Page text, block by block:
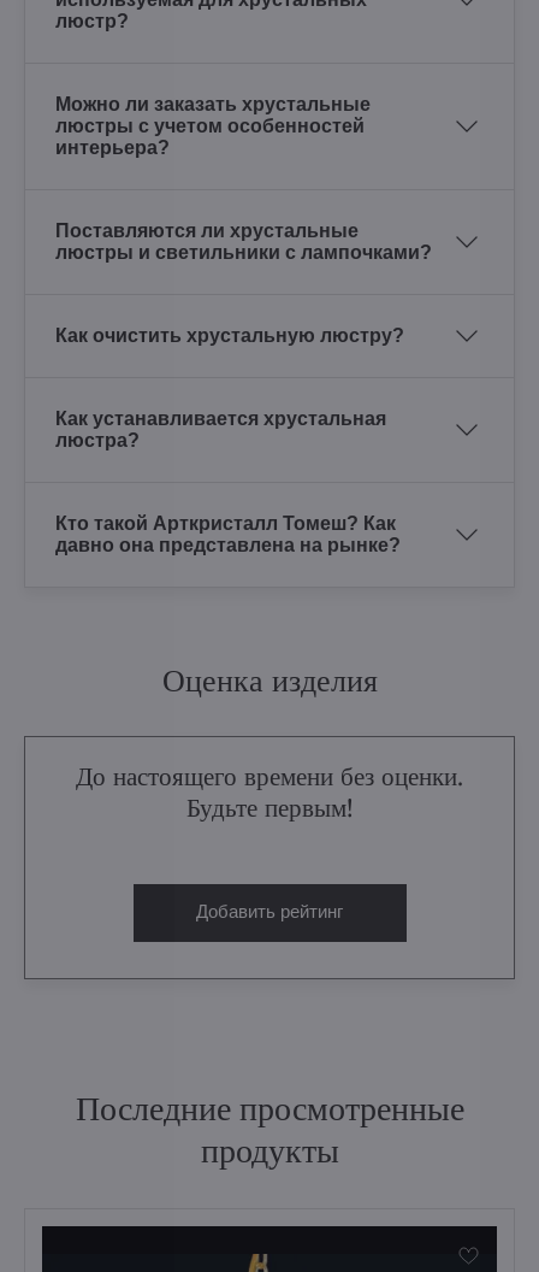
люстр?
Можно ли заказать хрустальные
люстры с учетом особенностей
интерьера?
Поставляются ли хрустальные
люстры и светильники с лампочками?
Как очистить хрустальную люстру?
Как устанавливается хрустальная
люстра?
Кто такой Арткристалл Томеш? Как
давно она представлена на рынке?
Оценка изделия
До настоящего времени без оценки.
Будьте первым!
Добавить рейтинг
Последние просмотренные
продукты